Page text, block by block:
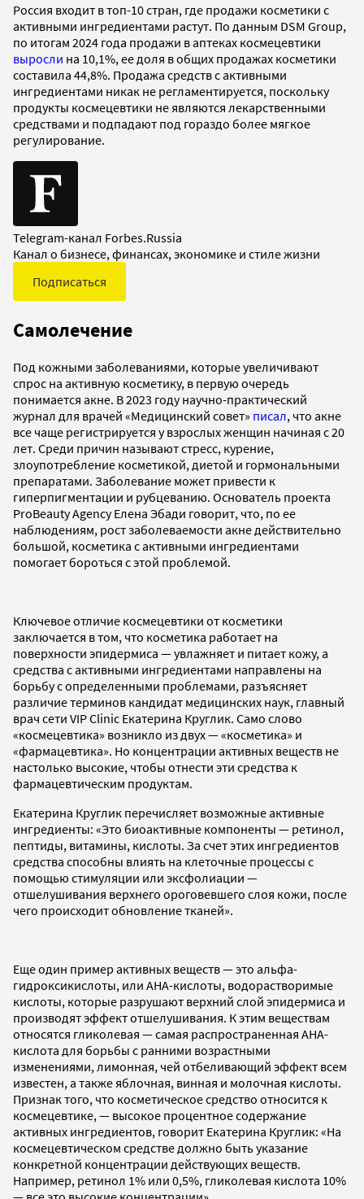
Россия входит в топ-10 стран, где продажи косметики с
активными ингредиентами растут. По данным DSM Group,
по итогам 2024 года продажи в аптеках космецевтики
выросли на 10,1%, ее доля в общих продажах косметики
составила 44,8%. Продажа средств с активными
ингредиентами никак не регламентируется, поскольку
продукты космецевтики не являются лекарственными
средствами и подпадают под гораздо более мягкое
регулирование.
Telegram-канал Forbes.Russia
Канал о бизнесе, финансах, экономике и стиле жизни
Подписаться
Самолечение
Под кожными заболеваниями, которые увеличивают
спрос на активную косметику, в первую очередь
понимается акне. В 2023 году научно-практический
журнал для врачей «Медицинский совет» писал, что акне
все чаще регистрируется у взрослых женщин начиная с 20
лет. Среди причин называют стресс, курение,
злоупотребление косметикой, диетой и гормональными
препаратами. Заболевание может привести к
гиперпигментации и рубцеванию. Основатель проекта
ProBeauty Agency Елена Эбади говорит, что, по ее
наблюдениям, рост заболеваемости акне действительно
большой, косметика с активными ингредиентами
помогает бороться с этой проблемой.
Ключевое отличие космецевтики от косметики
заключается в том, что косметика работает на
поверхности эпидермиса — увлажняет и питает кожу, а
средства с активными ингредиентами направлены на
борьбу с определенными проблемами, разъясняет
различие терминов кандидат медицинских наук, главный
врач сети VIP Clinic Екатерина Круглик. Само слово
«космецевтика» возникло из двух — «косметика» и
«фармацевтика». Но концентрации активных веществ не
настолько высокие, чтобы отнести эти средства к
фармацевтическим продуктам.
Екатерина Круглик перечисляет возможные активные
ингредиенты: «Это биоактивные компоненты — ретинол,
пептиды, витамины, кислоты. За счет этих ингредиентов
средства способны влиять на клеточные процессы с
помощью стимуляции или эксфолиации —
отшелушивания верхнего ороговевшего слоя кожи, после
чего происходит обновление тканей».
Еще один пример активных веществ — это альфа-
гидроксикислоты, или АНА-кислоты, водорастворимые
кислоты, которые разрушают верхний слой эпидермиса и
производят эффект отшелушивания. К этим веществам
относятся гликолевая — самая распространенная АНА-
кислота для борьбы с ранними возрастными
изменениями, лимонная, чей отбеливающий эффект всем
известен, а также яблочная, винная и молочная кислоты.
Признак того, что косметическое средство относится к
космецевтике, — высокое процентное содержание
активных ингредиентов, говорит Екатерина Круглик: «На
космецевтическом средстве должно быть указание
конкретной концентрации действующих веществ.
Например, ретинол 1% или 0,5%, гликолевая кислота 10%